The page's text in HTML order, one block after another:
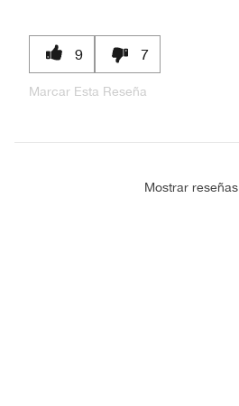
9 7
Marcar Esta Reseña
Mostrar reseñas